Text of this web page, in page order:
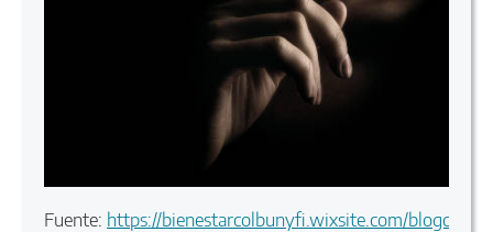
Fuente: https://bienestarcolbunyfi.wixsite.com/